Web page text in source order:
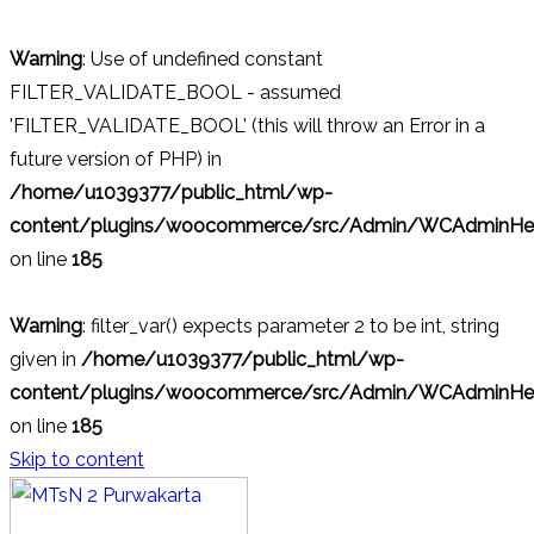
Warning: Use of undefined constant
FILTER_VALIDATE_BOOL - assumed
'FILTER_VALIDATE_BOOL' (this will throw an Error in a
future version of PHP) in
/home/u1039377/public_html/wp-
content/plugins/woocommerce/src/Admin/
on line 185
Warning: filter_var() expects parameter 2 to be int, string
given in /home/u1039377/public_html/wp-
content/plugins/woocommerce/src/Admin/
on line 185
Skip to content